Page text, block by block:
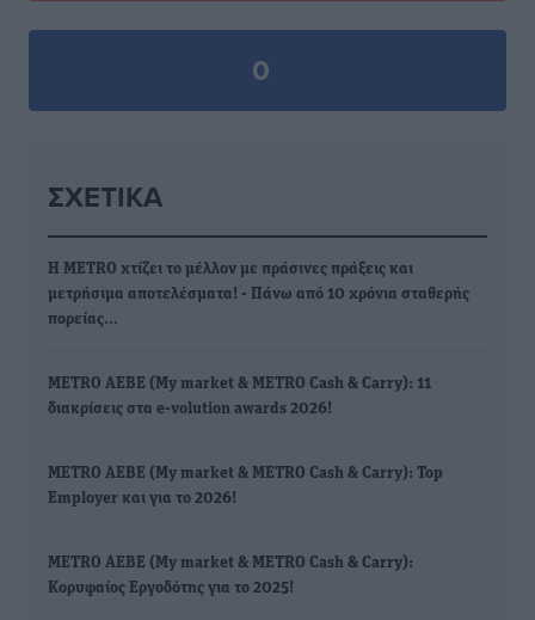
0
ΣΧΕΤΙΚΆ
Η METRO χτίζει το μέλλον με πράσινες πράξεις και
μετρήσιμα αποτελέσματα! - Πάνω από 10 χρόνια σταθερής
πορείας…
METRO AEBE (My market & METRO Cash & Carry): 11
διακρίσεις στα e-volution awards 2026!
METRO AEBE (My market & METRO Cash & Carry): Top
Employer και για το 2026!
METRO AEBE (My market & METRO Cash & Carry):
Κορυφαίος Εργοδότης για το 2025!